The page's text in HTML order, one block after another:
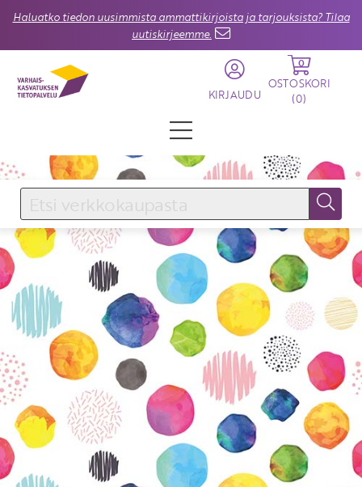
Haluatko tiedon uusimmista ammattikirjoista ja tarjouksista? Tilaa
uutiskirjeemme.
KIRJAUDU
0
OSTOSKORI
(0)
KIRJAUDU SISÄÄN
Käyttäjätunnus
Salasana
Unohtuiko salasana?
KIRJAUDU SISÄÄN
Etkö ole vielä Varhaiskasvatuksen Tietopalvelun
jäsen?
Liity tästä!